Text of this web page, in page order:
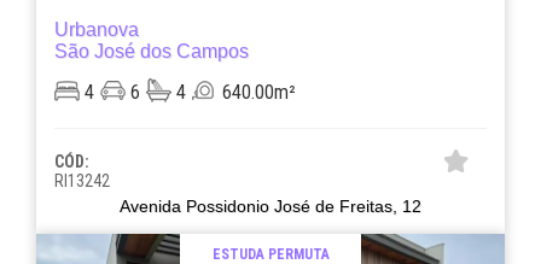
Urbanova
São José dos Campos
4 6 4 640.00m²
CÓD:
RI13242
Avenida Possidonio José de Freitas, 12
ESTUDA PERMUTA